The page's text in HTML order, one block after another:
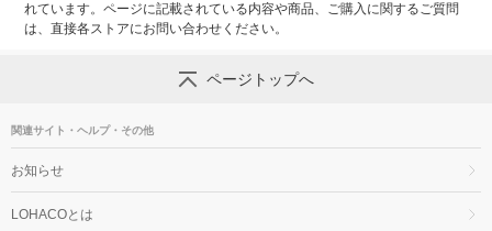
れています。ページに記載されている内容や商品、ご購入に関するご質問
は、直接各ストアにお問い合わせください。
ページトップへ
関連サイト・ヘルプ・その他
お知らせ
LOHACOとは